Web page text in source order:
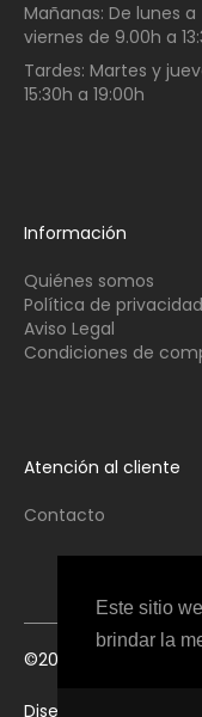
Este sitio
brindar la
Mañanas: De lunes a
viernes de 9.00h a
Tardes: Martes y
15:30h a 19:00h
Información
Quiénes somos
Política de privacidad
Aviso Legal
Condiciones de
Atención al cliente
Contacto
©2021 Copyright
Diseño web Perosio